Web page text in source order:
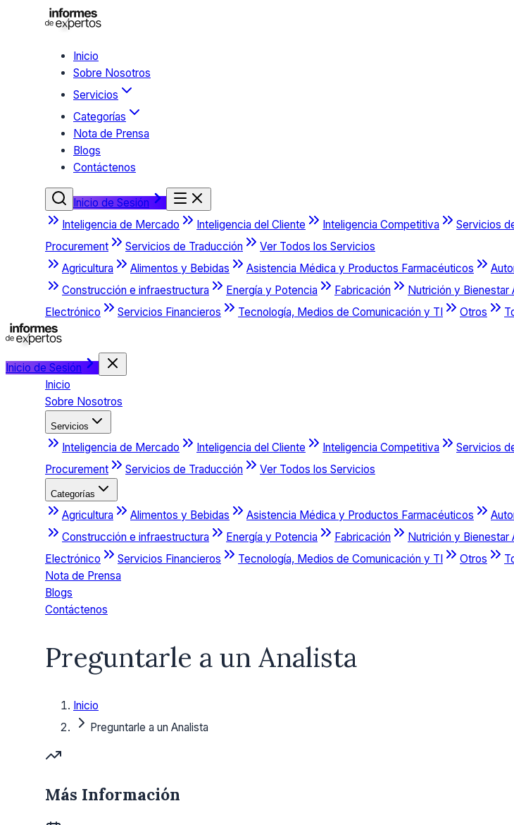
Inicio
Sobre Nosotros
Servicios
Categorías
Nota de Prensa
Blogs
Contáctenos
Inicio de Sesión
Inteligencia de Mercado
Inteligencia del Cliente Inteligencia Competitiva Servicios
Procurement
Servicios de Traducción
Ver Todos los Servicios
Agricultura
Alimentos y Bebidas Asistencia Médica y Productos Farmacéuticos
Construcción e infraestructura
Energía y Potencia Fabricación Nutrición y Bienestar
Electrónico
Servicios Financieros Tecnología, Medios de Comunicación y TI Otros
Inicio de Sesión
Inicio
Sobre Nosotros
Servicios
Inteligencia de Mercado Inteligencia del Cliente Inteligencia Competitiva Servicios
Procurement
Servicios de Traducción Ver Todos los Servicios
Categorías
Agricultura Alimentos y Bebidas Asistencia Médica y Productos Farmacéuticos
Construcción e infraestructura
Energía y Potencia Fabricación Nutrición y Bienestar
Electrónico
Servicios Financieros Tecnología, Medios de Comunicación y TI Otros
Nota de Prensa
Blogs
Contáctenos
Preguntarle a un Analista
Inicio
Preguntarle a un Analista
Más Información